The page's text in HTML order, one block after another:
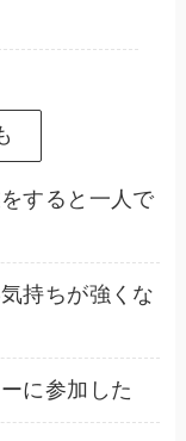
すると一人で
持ちが強くな
に参加した